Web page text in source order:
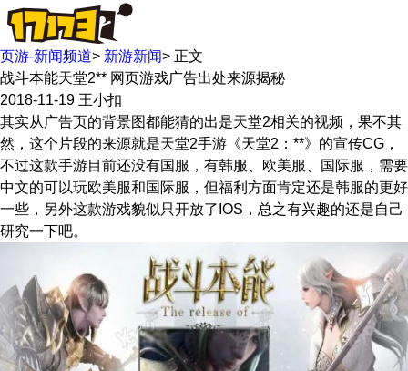
页游-新闻频道> 新游新闻> 正文
战斗本能天堂2** 网页游戏广告出处来源揭秘
2018-11-19 王小扣
其实从广告页的背景图都能猜的出是天堂2相关的视频，果不其
然，这个片段的来源就是天堂2手游《天堂2：**》的宣传CG，
不过这款手游目前还没有国服，有韩服、欧美服、国际服，需要
中文的可以玩欧美服和国际服，但福利方面肯定还是韩服的更好
一些，另外这款游戏貌似只开放了IOS，总之有兴趣的还是自己
研究一下吧。